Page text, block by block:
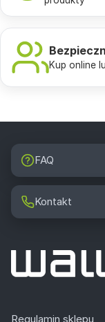
Kup online
FAQ
Kontakt
Regulamin sklepu